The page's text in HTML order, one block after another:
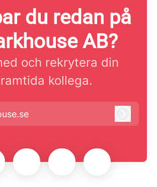
du redan på
AB?
och rekrytera din
kollega.